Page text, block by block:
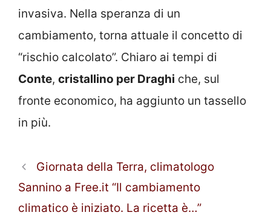
invasiva. Nella speranza di un
cambiamento, torna attuale il concetto di
“rischio calcolato”. Chiaro ai tempi di
Conte, cristallino per Draghi che, sul
fronte economico, ha aggiunto un tassello
in più.
Giornata della Terra, climatologo
Sannino a Free.it “Il cambiamento
climatico è iniziato. La ricetta è…”